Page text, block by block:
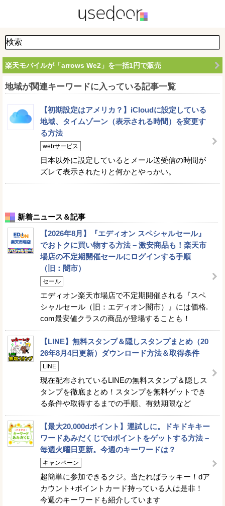
楽天モバイルが「arrows We2」を一括1円で販売
地域が関連キーワードに入っている記事一覧
【初期設定はアメリカ？】iCloudに設定している
地域、タイムゾーン（表示される時間）を変更す
る方法
webサービス
日本以外に設定しているとメール送受信の時間が
ズレて表示されたりと何かとやっかい。
新着ニュース＆記事
【2026年8月】『エディオン スペシャルセール』
でおトクに買い物する方法 – 激安商品も！楽天市
場店の不定期開催セールにログインする手順
（旧：闇市）
セール
エディオン楽天市場店で不定期開催される『スペ
シャルセール（旧：エディオン闇市）』には価格.
com最安値クラスの商品が登場することも！
【LINE】無料スタンプ＆隠しスタンプまとめ（20
26年8月4日更新）ダウンロード方法＆取得条件
LINE
現在配布されているLINEの無料スタンプ＆隠しス
タンプを徹底まとめ！スタンプを無料ゲットでき
る条件や取得するまでの手順、有効期限など
【最大20,000dポイント】運試しに。ドキドキキー
ワードあみだくじでdポイントをゲットする方法 –
毎週火曜日更新。今週のキーワードは？
キャンペーン
超簡単に参加できるクジ。当たればラッキー！dア
カウント+ポイントカード持っている人は是非！
今週のキーワードも紹介しています